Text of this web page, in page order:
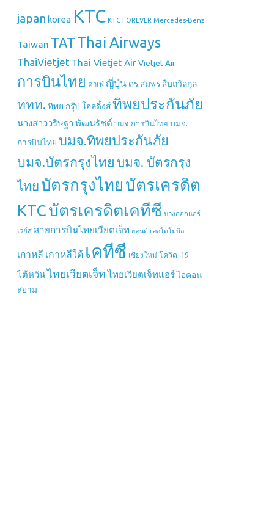
japan korea KTC KTC FOREVER Mercedes-Benz
Taiwan TAT Thai Airways
ThaiVietjet Thai Vietjet AirVietjet Air
การบินไทย คาเฟ่ ญี่ปุ่น ดร.สมพร สืบถวิลกุล
ททท. ทิพย กรุ๊ป โฮลดิ้งส์ทิพยประกันภัย
นางสาววริษฐา พัฒนรัชต์ บมจ.การบินไทย บมจ.
การบินไทย บมจ.ทิพยประกันภัย
บมจ.บัตรกรุงไทย บมจ. บัตรกรุง
ไทย บัตรกรุงไทย บัตรเครดิต
KTCบัตรเครดิตเคทีซี บางกอกแอร์
เวย์ส สายการบินไทยเวียตเจ็ท ฮอนด้า ออโตโมบิล
เกาหลี เกาหลีใต้ เคทีซี เชียงใหม่ โควิด-19
ไต้หวันไทยเวียตเจ็ท ไทยเวียตเจ็ทแอร์ไอคอน
สยาม